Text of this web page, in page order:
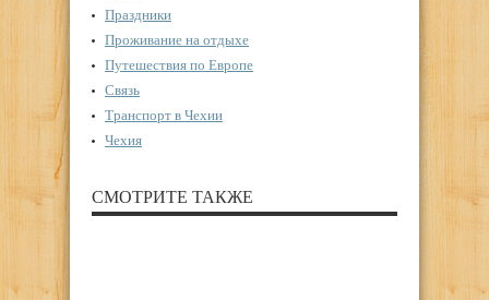
Праздники
Проживание на отдыхе
Путешествия по Европе
Связь
Транспорт в Чехии
Чехия
СМОТРИТЕ ТАКЖЕ